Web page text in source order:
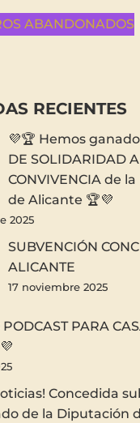
ABANDONADOS
RECIENTES
💜🏆 Hemos
DE SOLIDARIDAD
CONVIVENCIA de
de Alicante 🏆💜
2025
SUBVENCIÓN
ALICANTE
17 noviembre 2025
PARA
Concedida
de la Diputación